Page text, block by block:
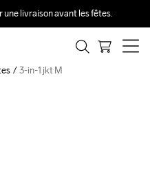
une livraison avant les fêtes.
3-in-1 jkt M